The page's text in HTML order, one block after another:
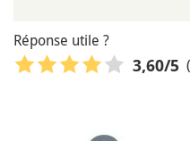
Réponse utile ?
3,60/5